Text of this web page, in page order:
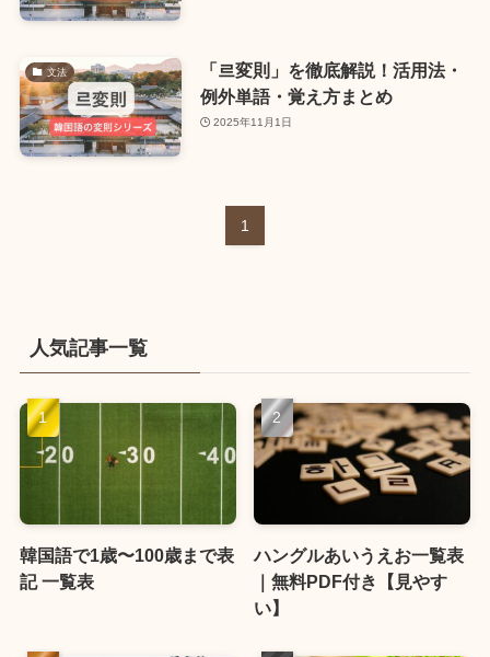
文法
「르変則」を徹底解説！活用法・
例外単語・覚え方まとめ
2025年11月1日
1
人気記事一覧
韓国語で1歳〜100歳まで表
記 一覧表
ハングルあいうえお一覧表
｜無料PDF付き【見やす
い】